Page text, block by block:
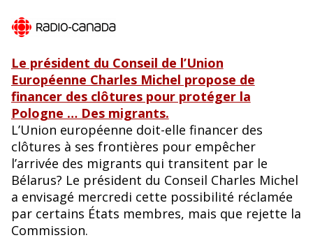
Le président du Conseil de l’Union
Européenne Charles Michel propose de
financer des clôtures pour protéger la
Pologne … Des migrants.
L’Union européenne doit-elle financer des
clôtures à ses frontières pour empêcher
l’arrivée des migrants qui transitent par le
Bélarus? Le président du Conseil Charles Michel
a envisagé mercredi cette possibilité réclamée
par certains États membres, mais que rejette la
Commission.